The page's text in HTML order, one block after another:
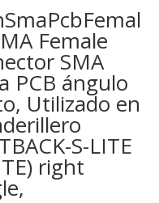
Female
SMA
PCB ángulo
Utilizado en
S-LITE
right